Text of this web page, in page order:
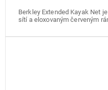
Berkley Extended Kayak Net
sítí a eloxovaným červeným